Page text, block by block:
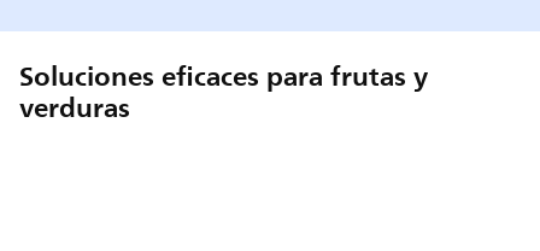
Soluciones eficaces para frutas y
verduras